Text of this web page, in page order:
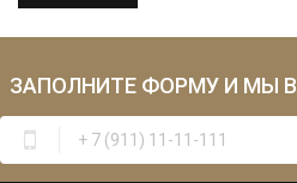
ЗАПОЛНИТЕ ФОРМУИ МЫ